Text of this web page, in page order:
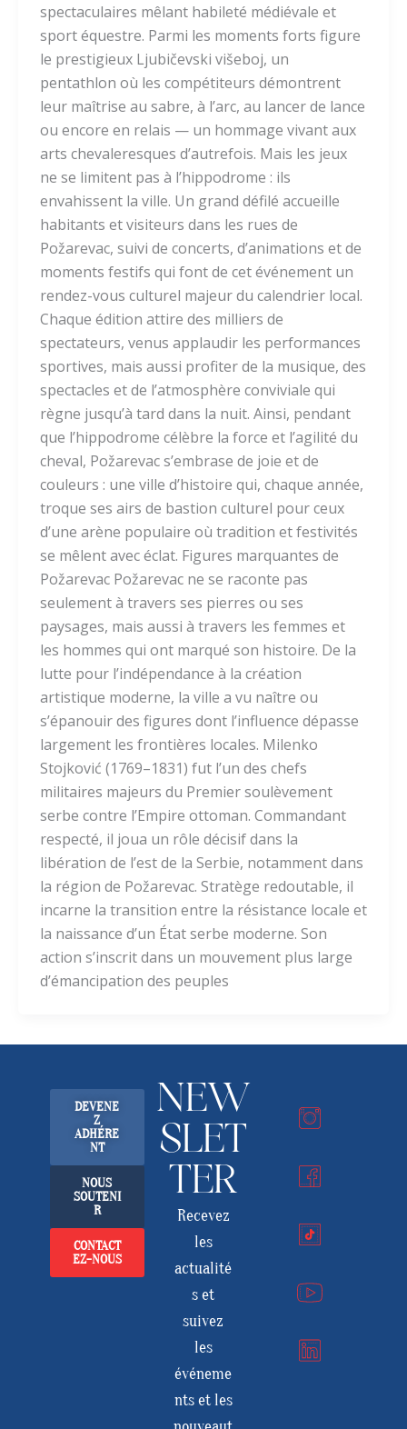
spectaculaires mêlant habileté médiévale et
sport équestre. Parmi les moments forts figure
le prestigieux Ljubičevski višeboj, un
pentathlon où les compétiteurs démontrent
leur maîtrise au sabre, à l’arc, au lancer de lance
ou encore en relais — un hommage vivant aux
arts chevaleresques d’autrefois. Mais les jeux
ne se limitent pas à l’hippodrome : ils
envahissent la ville. Un grand défilé accueille
habitants et visiteurs dans les rues de
Požarevac, suivi de concerts, d’animations et de
moments festifs qui font de cet événement un
rendez-vous culturel majeur du calendrier local.
Chaque édition attire des milliers de
spectateurs, venus applaudir les performances
sportives, mais aussi profiter de la musique, des
spectacles et de l’atmosphère conviviale qui
règne jusqu’à tard dans la nuit. Ainsi, pendant
que l’hippodrome célèbre la force et l’agilité du
cheval, Požarevac s’embrase de joie et de
couleurs : une ville d’histoire qui, chaque année,
troque ses airs de bastion culturel pour ceux
d’une arène populaire où tradition et festivités
se mêlent avec éclat. Figures marquantes de
Požarevac Požarevac ne se raconte pas
seulement à travers ses pierres ou ses
paysages, mais aussi à travers les femmes et
les hommes qui ont marqué son histoire. De la
lutte pour l’indépendance à la création
artistique moderne, la ville a vu naître ou
s’épanouir des figures dont l’influence dépasse
largement les frontières locales. Milenko
Stojković (1769–1831) fut l’un des chefs
militaires majeurs du Premier soulèvement
serbe contre l’Empire ottoman. Commandant
respecté, il joua un rôle décisif dans la
libération de l’est de la Serbie, notamment dans
la région de Požarevac. Stratège redoutable, il
incarne la transition entre la résistance locale et
la naissance d’un État serbe moderne. Son
action s’inscrit dans un mouvement plus large
d’émancipation des peuples
DEVENE
Z
ADHÉRE
NT
NOUS
SOUTENI
R
CONTACT
EZ-NOUS
NEW
SLET
TER
Recevez
les
actualité
s et
suivez
les
événeme
nts et les